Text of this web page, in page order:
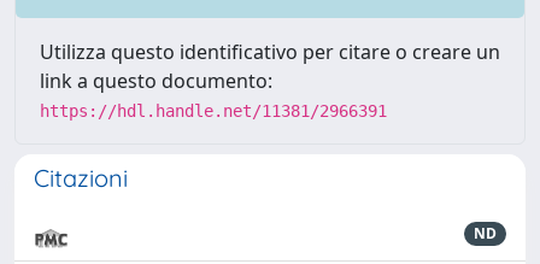
Utilizza questo identificativo per citare o creare un
link a questo documento:
https://hdl.handle.net/11381/2966391
Citazioni
ND